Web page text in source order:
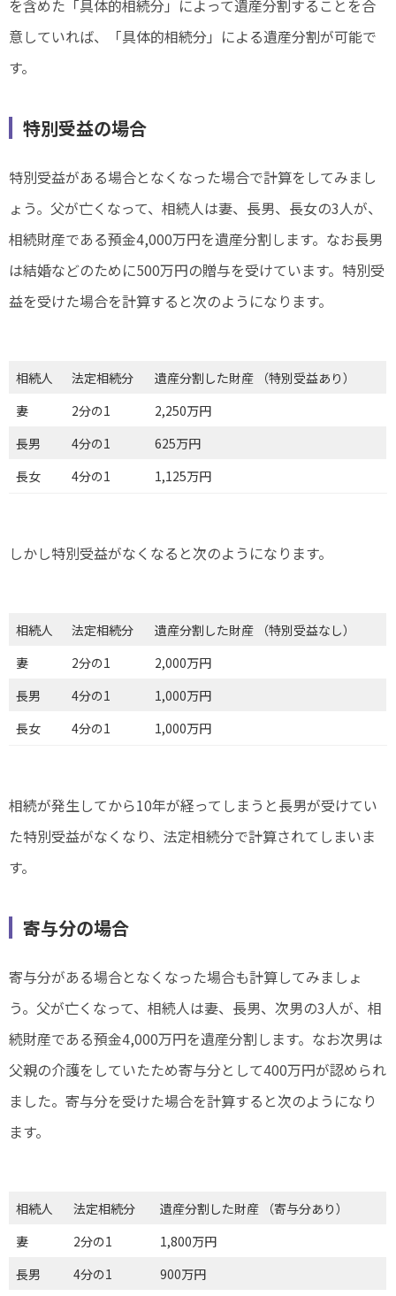
を含めた「具体的相続分」によって遺産分割することを合
意していれば、「具体的相続分」による遺産分割が可能で
す。
特別受益の場合
特別受益がある場合となくなった場合で計算をしてみまし
ょう。父が亡くなって、相続人は妻、長男、長女の3人が、
相続財産である預金4,000万円を遺産分割します。なお長男
は結婚などのために500万円の贈与を受けています。特別受
益を受けた場合を計算すると次のようになります。
相続人 法定相続分
遺産分割した財産 （特別受益あり）
妻
2分の1
2,250万円
長男
4分の1
625万円
長女
4分の1 1,125万円
しかし特別受益がなくなると次のようになります。
相続人 法定相続分
遺産分割した財産 （特別受益なし）
妻
2分の1
2,000万円
長男
4分の1
1,000万円
長女
4分の1 1,000万円
相続が発生してから10年が経ってしまうと長男が受けてい
た特別受益がなくなり、法定相続分で計算されてしまいま
す。
寄与分の場合
寄与分がある場合となくなった場合も計算してみましょ
う。父が亡くなって、相続人は妻、長男、次男の3人が、相
続財産である預金4,000万円を遺産分割します。なお次男は
父親の介護をしていたため寄与分として400万円が認められ
ました。寄与分を受けた場合を計算すると次のようになり
ます。
相続人 法定相続分
遺産分割した財産 （寄与分あり）
妻
2分の1
1,800万円
長男
4分の1
900万円